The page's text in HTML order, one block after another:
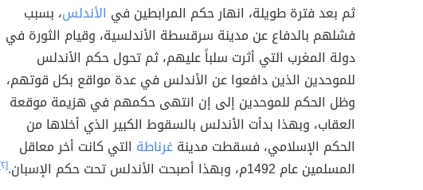
ثم بعد فترة طويلة، انهار حكم المرابطين في الأندلس، بسبب
فشلهم بالدفاع عن مدينة سرقسطة الأندلسية، وقيام الثورة في
دولة المغرب التي أثرت سلباً عليهم، ثم تحول حكم الأندلس
للموحدين الذين دافعوا عن الأندلس في عدة مواقع بكل قوتهم،
وظل الحكم للموحدين إلى إن انتهى حكمهم في هزيمة موقعة
العقاب، وبهذا بدأت الأندلس بالسقوط الكبير الذي أخلاها من
الحكم الإسلامي، فسقطت مدينةغرناطة التي كانت أخر معاقل
المسلمين عام 1492م، وبهذا أصبحت الأندلس تحت حكم الإسبان.
[٢]